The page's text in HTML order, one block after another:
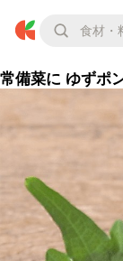
常備菜に ゆずポ